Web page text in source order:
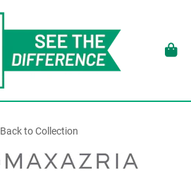
Back to Collection